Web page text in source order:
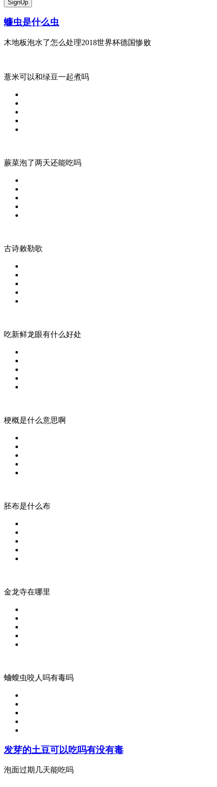
蠊虫是什么虫
木地板泡水了怎么处理2018世界杯德国惨败
薏米可以和绿豆一起煮吗
蕨菜泡了两天还能吃吗
古诗敕勒歌
吃新鲜龙眼有什么好处
梗概是什么意思啊
胚布是什么布
金龙寺在哪里
蛐螋虫咬人吗有毒吗
发芽的土豆可以吃吗有没有毒
泡面过期几天能吃吗